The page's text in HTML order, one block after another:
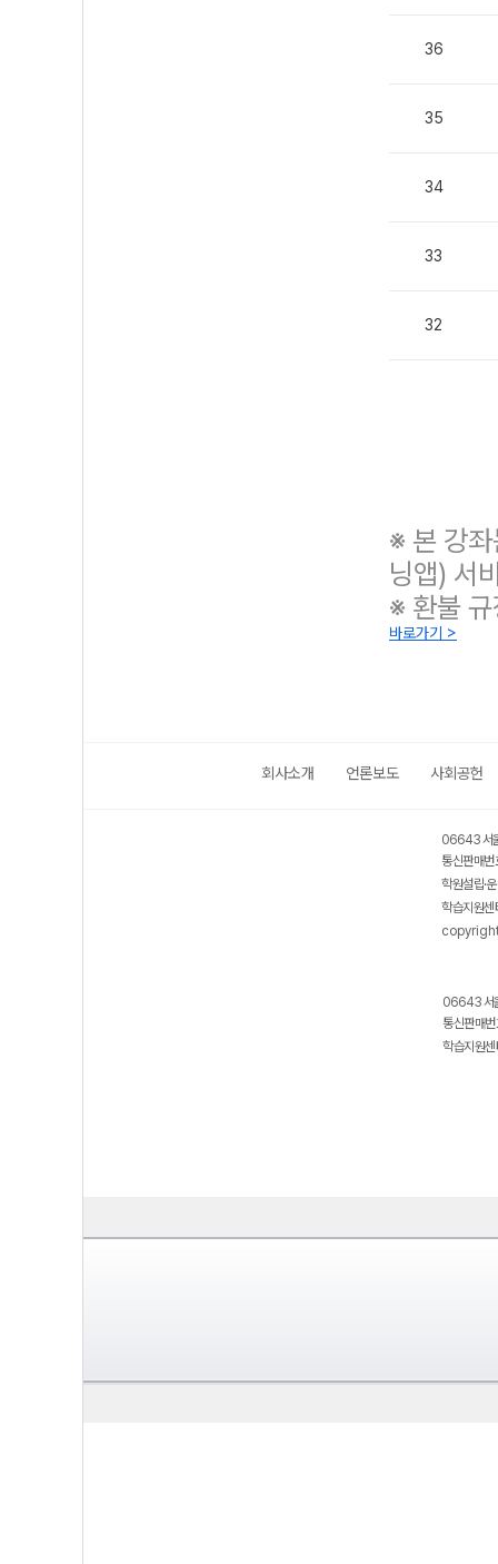
36
35
34
33
32
※ 본 강
닝앱) 서
※ 환불
바로가기 >
회사소개 언론보도 사회공헌
06643 서
통신판매
학원설립·
학습지원
06643 서
통신판매
학습지원